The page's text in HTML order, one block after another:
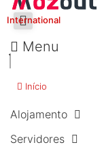
International
Menu
Início
Alojamento
Servidores